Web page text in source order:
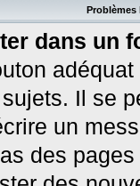
Problèmes
dans un
Il se
un
des